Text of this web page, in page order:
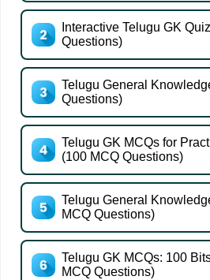
Interactive Telugu GK
Questions)
Telugu General
Questions)
Telugu GK MCQs for
(100 MCQ Questions)
Telugu General
MCQ Questions)
Telugu GK MCQs: 100
MCQ Questions)